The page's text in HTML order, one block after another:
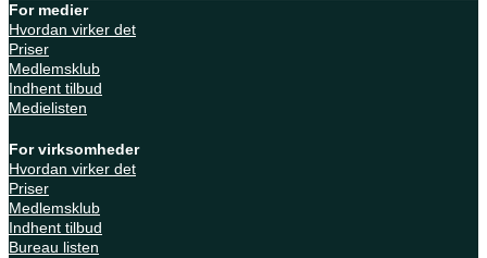
For medier
Hvordan virker det
Priser
Medlemsklub
Indhent tilbud
Medielisten
For virksomheder
Hvordan virker det
Priser
Medlemsklub
Indhent tilbud
Bureau listen